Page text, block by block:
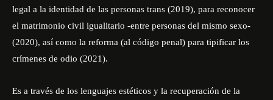
legal a la identidad de las personas trans (2019), para reconocer
el matrimonio civil igualitario -entre personas del mismo sexo-
(2020), así como la reforma (al código penal) para tipificar los
crímenes de odio (2021).
Es a través de los lenguajes estéticos y la recuperación de la